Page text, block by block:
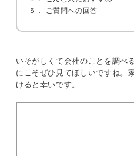
５． ご質問への回答
いそがしくて会社のことを調べ
にこそぜひ見てほしいですね。
けると幸いです。